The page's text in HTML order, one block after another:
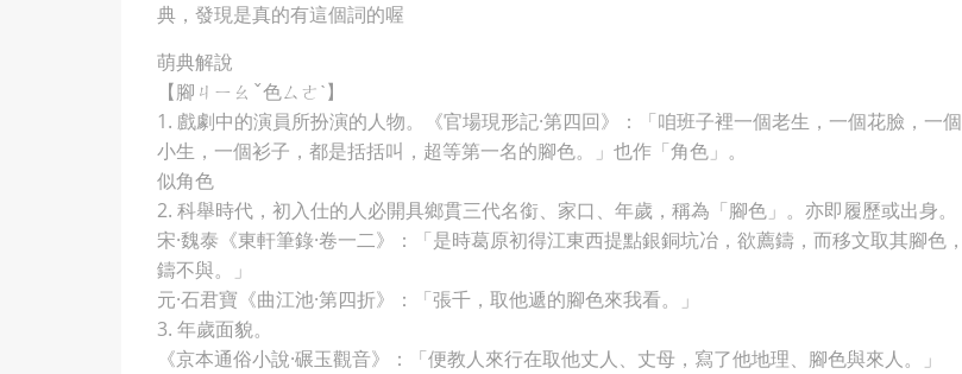
典，發現是真的有這個詞的喔
萌典解說
【腳ㄐㄧㄠˇ色ㄙㄜˋ】
1. 戲劇中的演員所扮演的人物。《官場現形記·第四回》：「咱班子裡一個老生，一個花臉，一個
小生，一個衫子，都是括括叫，超等第一名的腳色。」也作「角色」。
似角色
2. 科舉時代，初入仕的人必開具鄉貫三代名銜、家口、年歲，稱為「腳色」。亦即履歷或出身。
宋·魏泰《東軒筆錄·卷一二》：「是時葛原初得江東西提點銀銅坑冶，欲薦鑄，而移文取其腳色，
鑄不與。」
元·石君寶《曲江池·第四折》：「張千，取他遞的腳色來我看。」
3. 年歲面貌。
《京本通俗小說·碾玉觀音》：「便教人來行在取他丈人、丈母，寫了他地理、腳色與來人。」